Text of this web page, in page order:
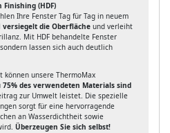
(HDF)
Ihre Fenster Tag für Tag in neuem
versiegelt die Oberfläche und verleiht
Mit HDF behandelte Fenster
lassen sich auch deutlich
können unsere ThermoMax
75% des verwendeten Materials sind
zur Umwelt leistet. Die spezielle
sorgt für eine hervorragende
an Wasserdichtheit sowie
Überzeugen Sie sich selbst!